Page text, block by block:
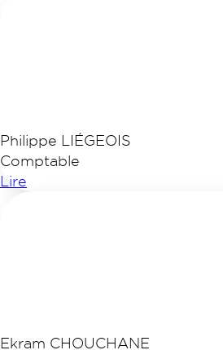
Philippe LIÉGEOIS
Comptable
Lire
Ekram CHOUCHANE